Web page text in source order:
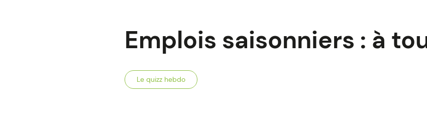
Emplois saisonniers : à
Le quizz hebdo